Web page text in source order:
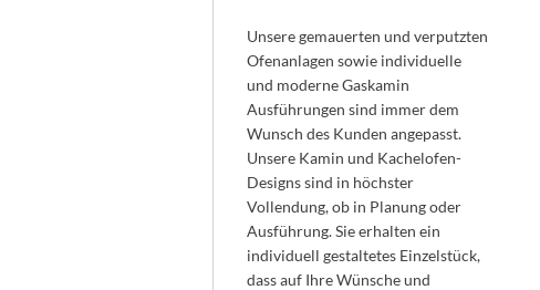
Unsere gemauerten und verputzten
Ofenanlagen sowie individuelle
und moderne Gaskamin
Ausführungen sind immer dem
Wunsch des Kunden angepasst.
Unsere Kamin und Kachelofen-
Designs sind in höchster
Vollendung, ob in Planung oder
Ausführung. Sie erhalten ein
individuell gestaltetes Einzelstück,
dass auf Ihre Wünsche und